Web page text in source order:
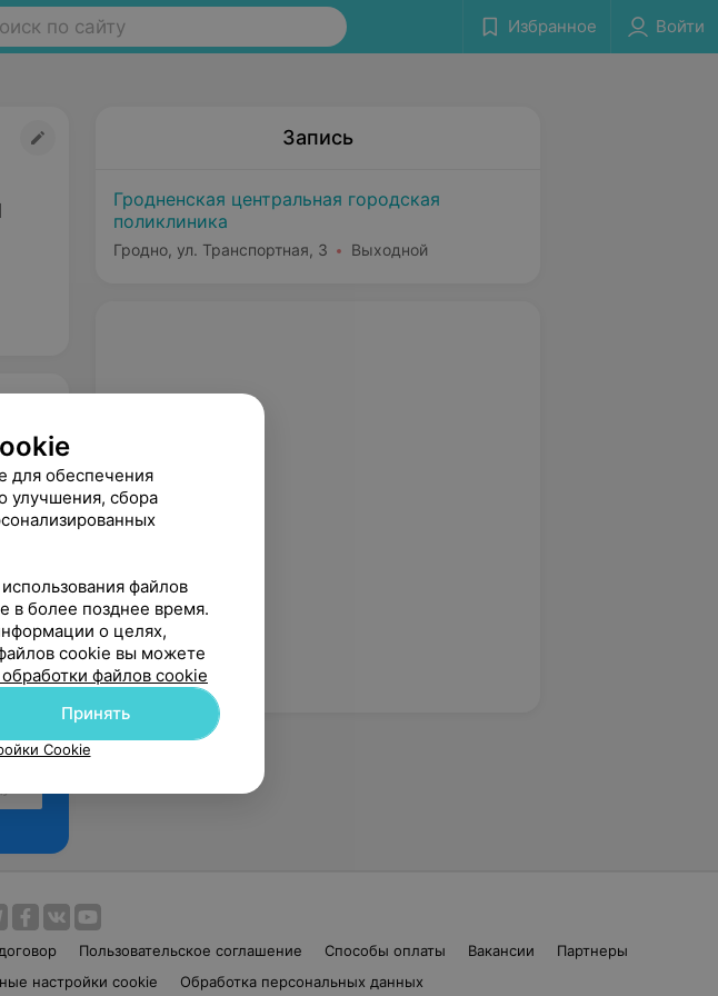
по сайту Избранное Войти
Запись
Гродненская центральная городская
поликлиника
Гродно, ул. Транспортная, 3 Выходной
Пользовательское соглашение Способы оплаты Вакансии
Партнеры
настройки cookie Обработка персональных данных
для обеспечения
улучшения, сбора
файлов
в более позднее время.
о целях,
cookie вы можете
файлов cookie
Принять
Cookie